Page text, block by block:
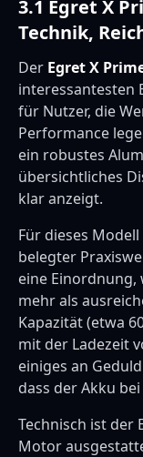
3.1 Egret X
Technik,
Der Egret X
interessantesten
für Nutzer, die
Performance
ein robustes
übersichtliches
klar anzeigt.
Für dieses
belegter
eine
mehr als
Kapazität (etwa
mit der Ladezeit
einiges an
dass der Akku
Technisch ist der
Motor